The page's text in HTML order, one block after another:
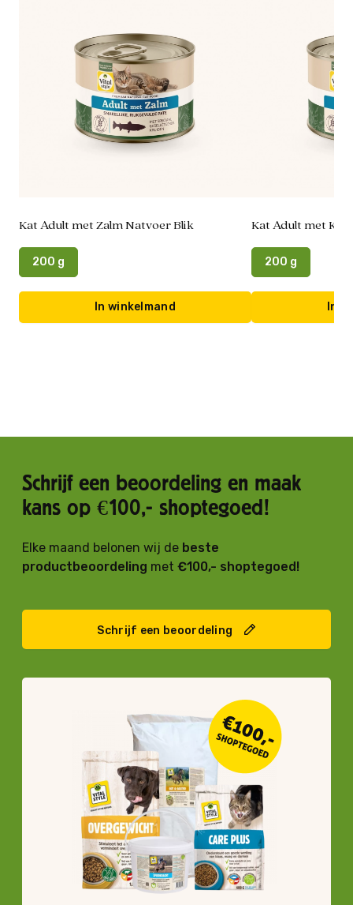
Kat Adult met Zalm Natvoer Blik
200 g
In winkelmand
Kat Adult met Kip
200 g
In
Schrijf een beoordeling en maak
kans op €100,- shoptegoed!
Elke maand belonen wij de beste
productbeoordeling met €100,- shoptegoed!
Schrijf een beoordeling